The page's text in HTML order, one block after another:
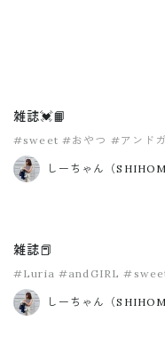
雑誌💓📙
#sweet #おやつ #アンド
しーちゃん（
雑誌📕
#Luria #andGIRL
しーちゃん（